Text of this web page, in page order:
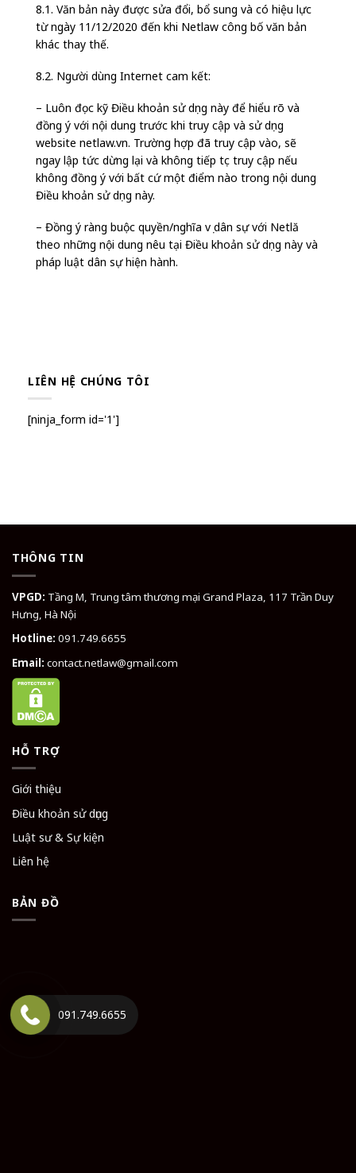
8.1. Văn bản này được sửa đổi, bổ sung và có hiệu lực
từ ngày 11/12/2020 đến khi Netlaw công bố văn bản
khác thay thế.
8.2. Người dùng Internet cam kết:
– Luôn đọc kỹ Điều khoản sử dụng này để hiểu rõ và
đồng ý với nội dung trước khi truy cập và sử dụng
website netlaw.vn. Trường hợp đã truy cập vào, sẽ
ngay lập tức dừng lại và không tiếp tục truy cập nếu
không đồng ý với bất cứ một điểm nào trong nội dung
Điều khoản sử dụng này.
– Đồng ý ràng buộc quyền/nghĩa vụ dân sự với Netlă
theo những nội dung nêu tại Điều khoản sử dụng này và
pháp luật dân sự hiện hành.
LIÊN HỆ CHÚNG TÔI
[ninja_form id='1']
THÔNG TIN
VPGD: Tầng M, Trung tâm thương mại Grand Plaza, 117 Trần Duy
Hưng, Hà Nội
Hotline: 091.749.6655
Email: contact.netlaw@gmail.com
HỖ TRỢ
Giới thiệu
Điều khoản sử dụng
Luật sư & Sự kiện
Liên hệ
BẢN ĐỒ
091.749.6655